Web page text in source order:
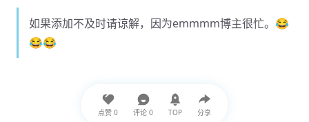
如果添加不及时请谅解，因为emmmm博主很忙。😂
😂😂
点赞 0 评论 0 TOP 分享